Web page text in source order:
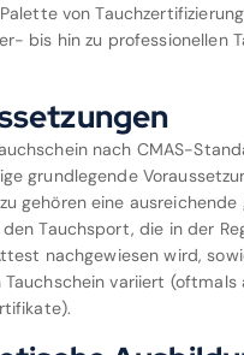
von
bis hin zu professionellen
nach CMAS-
grundlegende
gehören eine
den Tauchsport, die in der
nachgewiesen wird,
variiert (oftmals